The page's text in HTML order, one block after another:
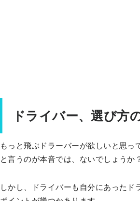
ドライバー、選び方
もっと飛ぶドラーバーが欲しいと思っ
と言うのが本音では、ないでしょうか
しかし、ドライバーも自分にあった